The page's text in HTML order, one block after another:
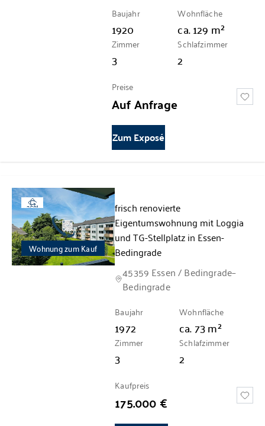
Baujahr
1920
Wohnfläche
ca.129 m²
Zimmer
3
Schlafzimmer
2
Preise
Auf Anfrage
Zum Exposé
360°
Wohnung zum Kauf
frisch renovierte
Eigentumswohnung mit Loggia
und TG-Stellplatz in Essen-
Bedingrade
45359 Essen / Bedingrade–
Bedingrade
Baujahr
1972
Wohnfläche
ca.73m²
Zimmer
3
Schlafzimmer
2
Kaufpreis
175.000 €